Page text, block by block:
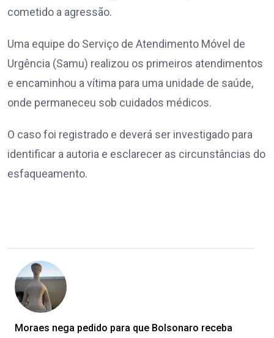
cometido a agressão.
Uma equipe do Serviço de Atendimento Móvel de
Urgência (Samu) realizou os primeiros atendimentos
e encaminhou a vítima para uma unidade de saúde,
onde permaneceu sob cuidados médicos.
O caso foi registrado e deverá ser investigado para
identificar a autoria e esclarecer as circunstâncias do
esfaqueamento.
Moraes nega pedido para que Bolsonaro receba